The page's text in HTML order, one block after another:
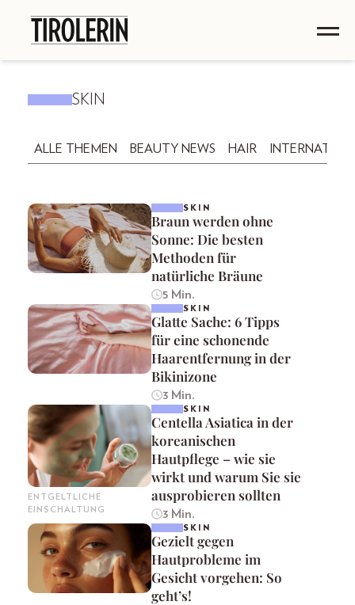
SKIN
ALLE THEMEN BEAUTY NEWS HAIR
SKIN
Braun werden ohne
Sonne: Die besten
Methoden für
natürliche Bräune
5 Min.
SKIN
Glatte Sache: 6 Tipps
für eine schonende
Haarentfernung in der
Bikinizone
3 Min.
ENTGELTLICHE
EINSCHALTUNG
SKIN
Centella Asiatica in der
koreanischen
Hautpflege – wie sie
wirkt und warum Sie sie
ausprobieren sollten
3 Min.
SKIN
Gezielt gegen
Hautprobleme im
Gesicht vorgehen: So
geht’s!